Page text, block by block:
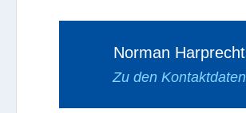
Norman Harprecht
Zu den Kontaktdaten